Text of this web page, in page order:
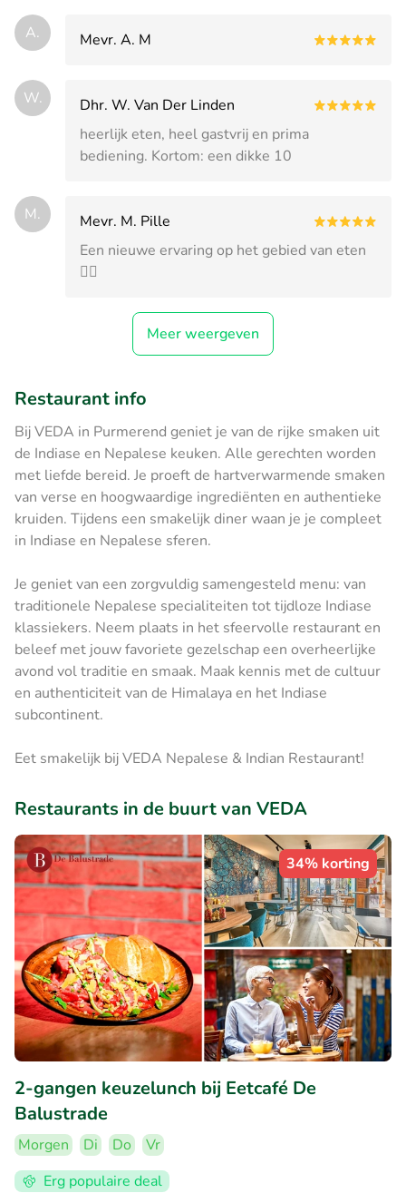
A. Mevr. A. M
W.
Dhr. W. Van Der Linden
heerlijk eten, heel gastvrij en prima
bediening. Kortom: een dikke 10
M.
Mevr. M. Pille
Een nieuwe ervaring op het gebied van eten
👍🏻
Meer weergeven
Restaurant info
Bij VEDA in Purmerend geniet je van de rijke smaken uit
de Indiase en Nepalese keuken. Alle gerechten worden
met liefde bereid. Je proeft de hartverwarmende smaken
van verse en hoogwaardige ingrediënten en authentieke
kruiden. Tijdens een smakelijk diner waan je je compleet
in Indiase en Nepalese sferen.
Je geniet van een zorgvuldig samengesteld menu: van
traditionele Nepalese specialiteiten tot tijdloze Indiase
klassiekers. Neem plaats in het sfeervolle restaurant en
beleef met jouw favoriete gezelschap een overheerlijke
avond vol traditie en smaak. Maak kennis met de cultuur
en authenticiteit van de Himalaya en het Indiase
subcontinent.
Eet smakelijk bij VEDA Nepalese & Indian Restaurant!
Restaurants in de buurt van VEDA
34% korting
2-gangen keuzelunch bij Eetcafé De
Balustrade
Morgen Di Do
Vr
Erg populaire deal